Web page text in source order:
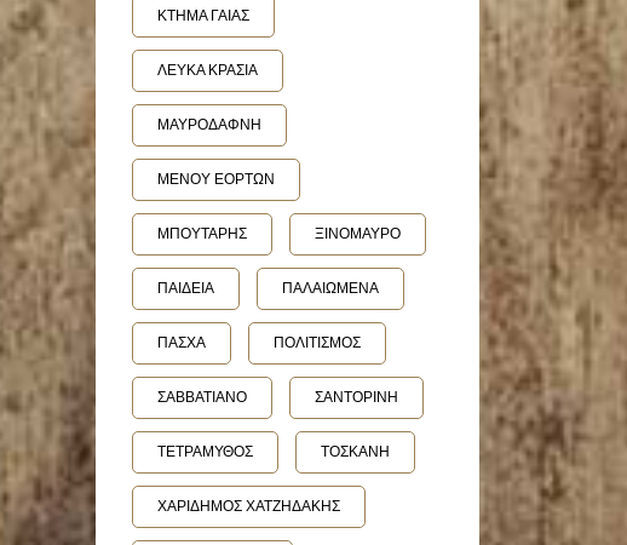
ΚΤΗΜΑ ΓΑΙΑΣ
ΛΕΥΚΑ ΚΡΑΣΙΑ
ΜΑΥΡΟΔΑΦΝΗ
ΜΕΝΟΥ ΕΟΡΤΩΝ
ΜΠΟΥΤΑΡΗΣ ΞΙΝΟΜΑΥΡΟ
ΠΑΙΔΕΙΑ ΠΑΛΑΙΩΜΕΝΑ
ΠΑΣΧΑ ΠΟΛΙΤΙΣΜΟΣ
ΣΑΒΒΑΤΙΑΝΟ ΣΑΝΤΟΡΙΝΗ
ΤΕΤΡΑΜΥΘΟΣ ΤΟΣΚΑΝΗ
ΧΑΡΙΔΗΜΟΣ ΧΑΤΖΗΔΑΚΗΣ